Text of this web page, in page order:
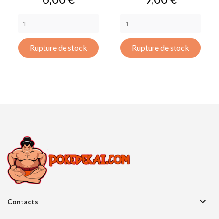
Rupture de stock Rupture de stock
Contacts
